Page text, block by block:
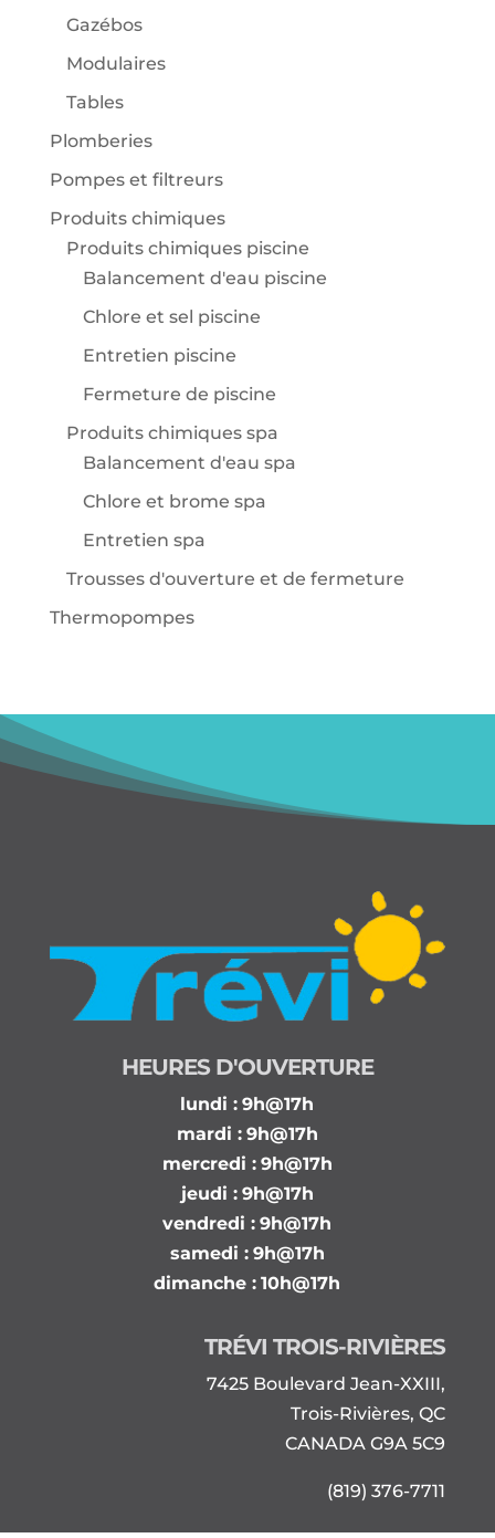
Gazébos
Modulaires
Tables
Plomberies
Pompes et filtreurs
Produits chimiques
Produits chimiques piscine
Balancement d'eau piscine
Chlore et sel piscine
Entretien piscine
Fermeture de piscine
Produits chimiques spa
Balancement d'eau spa
Chlore et brome spa
Entretien spa
Trousses d'ouverture et de fermeture
Thermopompes
HEURES D'OUVERTURE
lundi : 9h@17h
mardi : 9h@17h
mercredi : 9h@17h
jeudi : 9h@17h
vendredi : 9h@17h
samedi : 9h@17h
dimanche : 10h@17h
TRÉVI TROIS-RIVIÈRES
7425 Boulevard Jean-XXIII,
Trois-Rivières, QC
CANADA G9A 5C9
(819) 376-7711